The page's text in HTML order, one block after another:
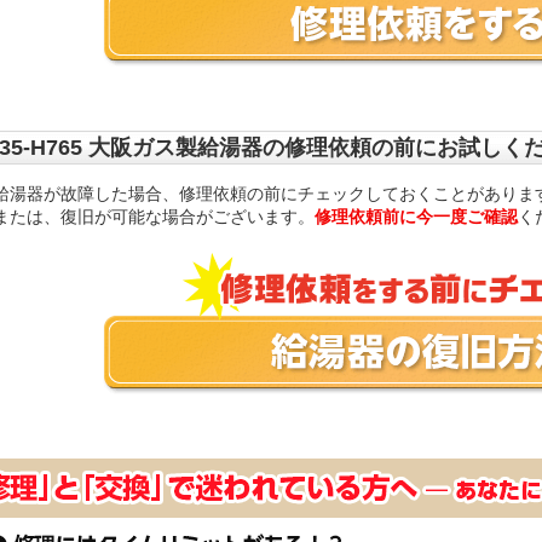
H765 大阪ガス製給湯器の修理依頼の前にお試しく
湯器が故障した場合、修理依頼の前にチェックしておくことがあり
たは、復旧が可能な場合がございます。 修理依頼前に今一度ご確認く